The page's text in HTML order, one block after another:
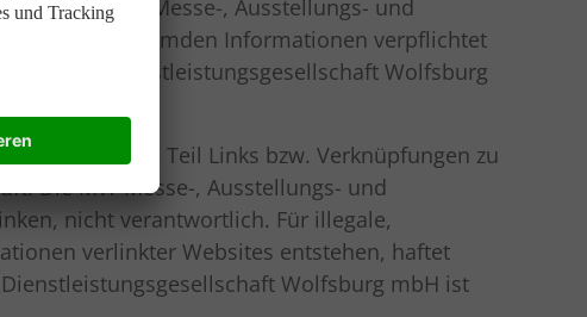
als die MW Messe-, Ausstellungs- und
fremden Informationen verpflichtet
und Dienstleistungsgesellschaft Wolfsburg
zum Teil Links bzw. Verknüpfungen zu
Die MW Messe-, Ausstellungs- und
nicht verantwortlich. Für illegale,
verlinkter Websites entstehen, haftet
Wolfsburg mbH ist